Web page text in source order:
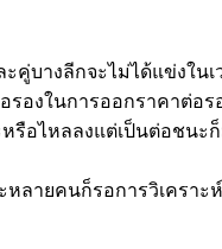
บางลีกจะไม่ได้แข่งใน
องในการออกราคาต่อร
รือไหลลงแต่เป็นต่อชน
หลายคนก็รอการวิเคร